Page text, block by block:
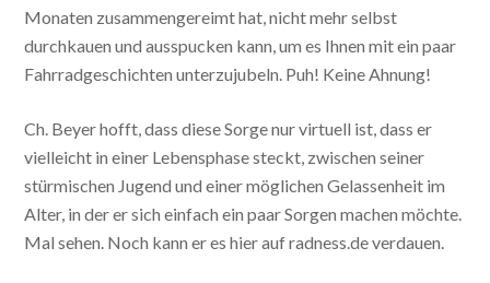
Monaten zusammengereimt hat, nicht mehr selbst
durchkauen und ausspucken kann, um es Ihnen mit ein paar
Fahrradgeschichten unterzujubeln. Puh! Keine Ahnung!
Ch. Beyer hofft, dass diese Sorge nur virtuell ist, dass er
vielleicht in einer Lebensphase steckt, zwischen seiner
stürmischen Jugend und einer möglichen Gelassenheit im
Alter, in der er sich einfach ein paar Sorgen machen möchte.
Mal sehen. Noch kann er es hier auf radness.de verdauen.